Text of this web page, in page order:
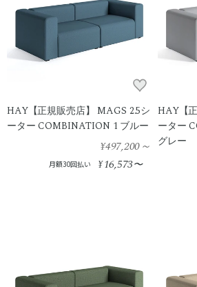
HAY【正規販売店】 MAGS 2.5シ
ーター COMBINATION 1 ブルー
¥497,200～
月額30回払い ¥16,573〜
HAY【
ーター
グレー